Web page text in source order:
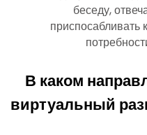
беседу,
В каком
виртуальный